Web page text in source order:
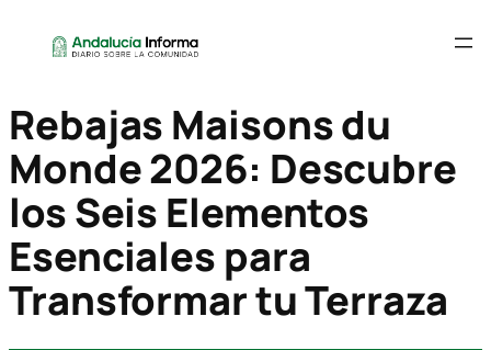
Rebajas Maisons du
Monde 2026: Descubre
los Seis Elementos
Esenciales para
Transformar tu Terraza